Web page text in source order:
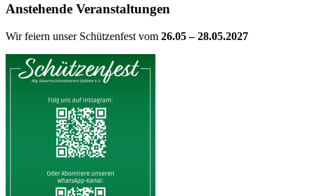
Anstehende Veranstaltungen
Wir feiern unser Schützenfest vom 26.05 – 28.05.2027